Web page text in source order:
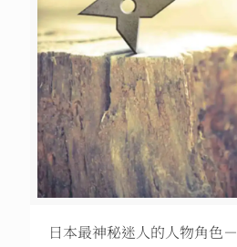
日本最神秘迷人的人物角色